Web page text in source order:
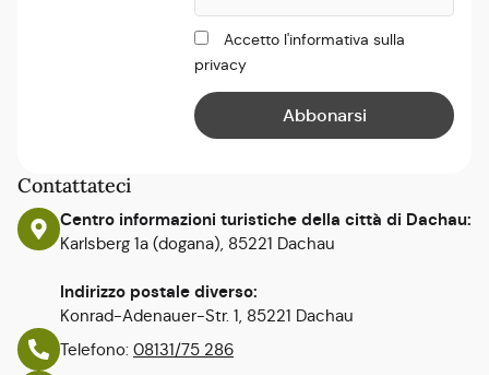
Contattateci
Centro informazioni turistiche della città di Dachau:
Karlsberg 1a (dogana), 85221 Dachau
Indirizzo postale diverso:
Konrad-Adenauer-Str. 1, 85221 Dachau
Telefono: 08131/75 286
Accetto l'informativa sulla
privacy